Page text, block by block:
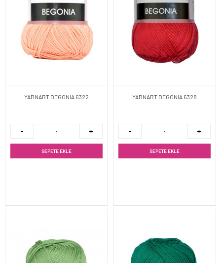
YARNART BEGONIA 6322
SEPETE EKLE
YARNART BEGONIA 6328
SEPETE EKLE